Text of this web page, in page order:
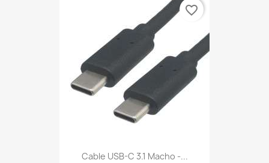
Cable USB-C 3.1 Macho -...
favorite_border